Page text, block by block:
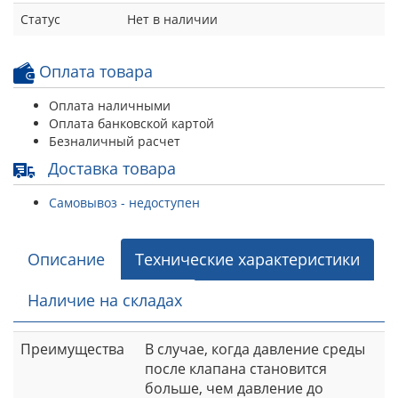
Статус
Нет в наличии
Оплата товара
Оплата наличными
Оплата банковской картой
Безналичный расчет
Доставка товара
Самовывоз - недоступен
Описание
Технические характеристики
Наличие на складах
Преимущества
В случае, когда давление среды
после клапана становится
больше, чем давление до